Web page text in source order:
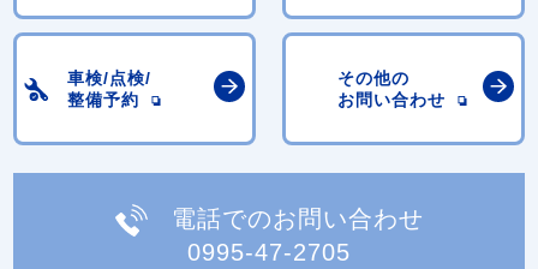
車検/点検/
整備予約
その他の
お問い合わせ
電話でのお問い合わせ
0995-47-2705